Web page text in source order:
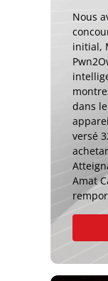
Nous
initial,
dans
versé
Amat